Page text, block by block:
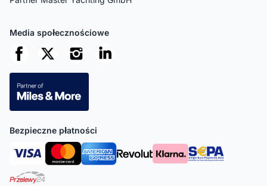
Media społecznościowe
Bezpieczne płatności